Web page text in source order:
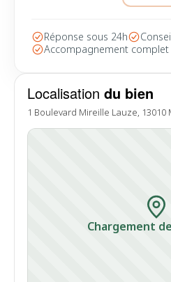
Localisation du bien
1 Boulevard Mireille Lauze, 13010
Chargement
Réponse sous 24h
Accompagnement complet